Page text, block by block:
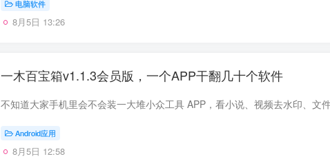
电脑软件
8月5日 13:26
一木百宝箱v1.1.3会员版，一个APP干翻几十个软件
Android应用
8月5日 12:58